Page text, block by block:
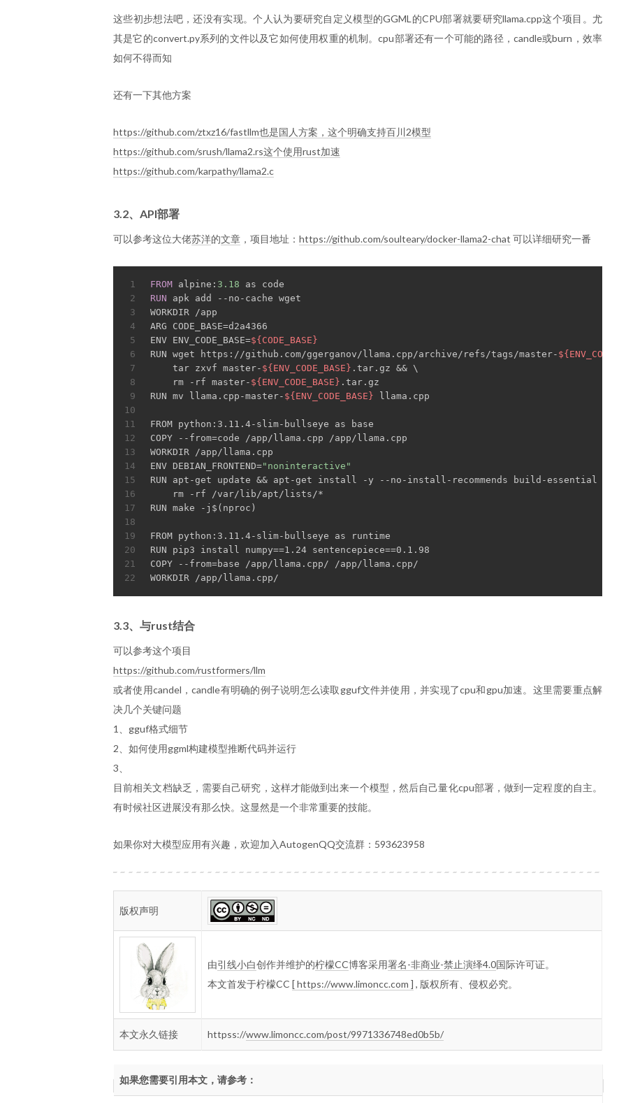
这些初步想法吧，还没有实现。个人认为要研究自定义模型的GGML的CPU部署就要研究llama.cpp这个项目。尤
其是它的convert.py系列的文件以及它如何使用权重的机制。cpu部署还有一个可能的路径，candle或burn，效率
如何不得而知
还有一下其他方案
https://github.com/ztxz16/fastllm也是国人方案，这个明确支持百川2模型
https://github.com/srush/llama2.rs这个使用rust加速
https://github.com/karpathy/llama2.c
3.2、API部署
可以参考这位大佬苏洋的文章 ，项目地址： https://github.com/soulteary/docker-llama2-chat 可以详细研究一番
1
2
3
4
5
6
7
8
9
10
11
12
13
14
15
16
17
18
19
20
21
22
FROM alpine: 3.18 as code
RUN apk add --no-cache wget
WORKDIR /app
ARG CODE_BASE=d2a4366
ENV ENV_CODE_BASE=${CODE_BASE}
RUN wget https://github.com/ggerganov/llama.cpp/archive/refs/tags/master-
    tar zxvf master-
${ENV_CODE_BASE} .tar.gz && \
    rm -rf master-
${ENV_CODE_BASE} .tar.gz
RUN mv llama.cpp-master- ${ENV_CODE_BASE} llama.cpp
FROM python:3.11.4-slim-bullseye as base
COPY --from=code /app/llama.cpp /app/llama.cpp
WORKDIR /app/llama.cpp
ENV DEBIAN_FRONTEND="noninteractive"
RUN apt-get update && apt-get install -y --no-install-recommends build-essential && \
    rm -rf /var/lib/apt/lists/*
RUN make -j$(nproc)
FROM python:3.11.4-slim-bullseye as runtime
RUN pip3 install numpy==1.24 sentencepiece==0.1.98
COPY --from=base /app/llama.cpp/ /app/llama.cpp/
WORKDIR /app/llama.cpp/
3.3、与rust结合
可以参考这个项目
https://github.com/rustformers/llm
或者使用candel，candle有明确的例子说明怎么读取gguf文件并使用，并实现了cpu和gpu加速。这里需要重点解
决几个关键问题
1、gguf格式细节
2、如何使用ggml构建模型推断代码并运行
3、
目前相关文档缺乏，需要自己研究，这样才能做到出来一个模型，然后自己量化cpu部署，做到一定程度的自主。
有时候社区进展没有那么快。这显然是一个非常重要的技能。
如果你对大模型应用有兴趣，欢迎加入AutogenQQ交流群：593623958
版权声明
由引线小白创作并维护的柠檬CC博客采用署名-非商业-禁止演绎4.0国际许可证。
本文首发于柠檬CC [ https://www.limoncc.com ] , 版权所有、侵权必究。
本文永久链接 httpss://www.limoncc.com/post/9971336748ed0b5b/
如果您需要引用本文，请参考：